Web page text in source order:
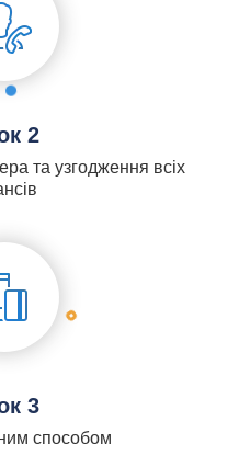
2
та узгодження всіх
3
способом